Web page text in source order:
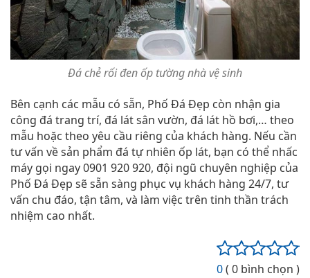
Đá chẻ rối đen ốp tường nhà vệ sinh
Bên cạnh các mẫu có sẵn, Phố Đá Đẹp còn nhận gia
công đá trang trí, đá lát sân vườn, đá lát hồ bơi,… theo
mẫu hoặc theo yêu cầu riêng của khách hàng. Nếu cần
tư vấn về sản phẩm đá tự nhiên ốp lát, bạn có thể nhấc
máy gọi ngay 0901 920 920, đội ngũ chuyên nghiệp của
Phố Đá Đẹp sẽ sẵn sàng phục vụ khách hàng 24/7, tư
vấn chu đáo, tận tâm, và làm việc trên tinh thần trách
nhiệm cao nhất.
0( 0 bình chọn )